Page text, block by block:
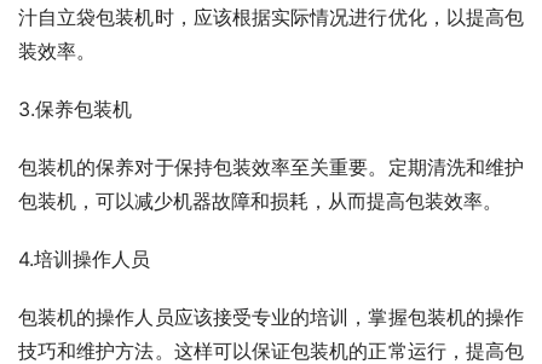
汁自立袋包装机时，应该根据实际情况进行优化，以提高包
装效率。
3.保养包装机
包装机的保养对于保持包装效率至关重要。定期清洗和维护
包装机，可以减少机器故障和损耗，从而提高包装效率。
4.培训操作人员
包装机的操作人员应该接受专业的培训，掌握包装机的操作
技巧和维护方法。这样可以保证包装机的正常运行，提高包